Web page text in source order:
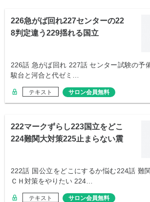
226急がば回れ227センターの22
8判定違う229揺れる国立
226話 急がば回れ 227話 センター試験の予
駿台と河合と代ゼミ…
テキスト サロン会員無料
222マークずらし223国立をどこ
224難関大対策225止まらない震
222話 国公立をどこにするか悩む224話 難
ＣＨ対策をやりたい 224…
テキスト サロン会員無料